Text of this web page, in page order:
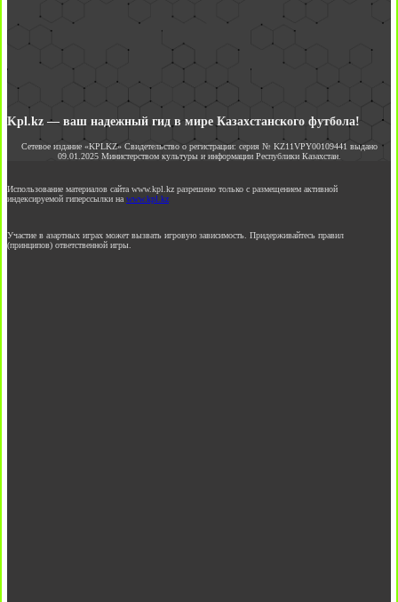
Kpl.kz — ваш надежный гид в мире Казахстанского футбола!
Сетевое издание «KPLKZ» Свидетельство о регистрации: серия № KZ11VPY00109441 выдано
09.01.2025 Министерством культуры и информации Республики Казахстан.
Использование материалов сайта www.kpl.kz разрешено только с размещением активной
индексируемой гиперссылки на www.kpl.kz
Участие в азартных играх может вызвать игровую зависимость. Придерживайтесь правил
(принципов) ответственной игры.